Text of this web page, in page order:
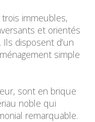
immeubles,
et orientés
disposent d’un
simple
sont en brique
noble qui
remarquable.